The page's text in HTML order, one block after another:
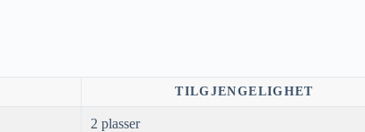
TILGJENGELIGHET
2 plasser